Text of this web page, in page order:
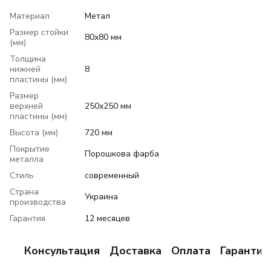
Материал
Метал
Размер стойки
(мм)
80х80 мм
Толщина
нижней
пластины (мм)
8
Размер
верхней
пластины (мм)
250х250 мм
Высота (мм)
720 мм
Покрытие
металла
Порошкова фарба
Стиль
современный
Страна
производства
Украина
Гарантия
12 месяцев
Консультация Доставка Оплата Гарантия